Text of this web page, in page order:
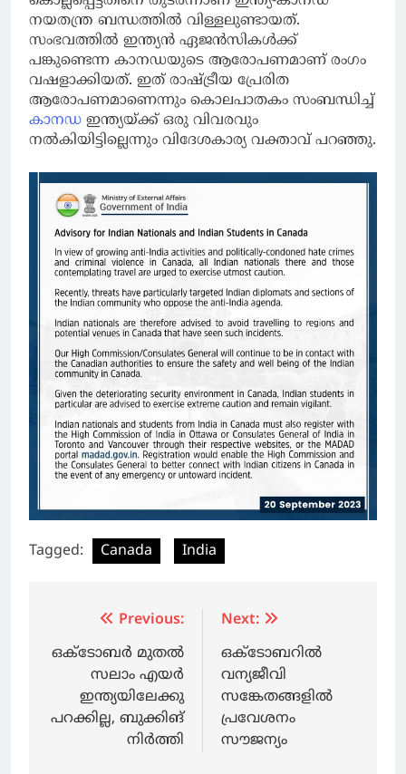
നയതന്ത്ര ബന്ധത്തില്‍ വിള്ളലുണ്ടായത്.
സംഭവത്തില്‍ ഇന്ത്യന്‍ ഏജന്‍സികള്‍ക്ക്
പങ്കുണ്ടെന്ന കാനഡയുടെ ആരോപണമാണ് രംഗം
വഷളാക്കിയത്. ഇത് രാഷ്ട്രീയ പ്രേരിത
ആരോപണമാണെന്നും കൊലപാതകം സംബന്ധിച്ച്
കാനഡ ഇന്ത്യയ്ക്ക് ഒരു വിവരവും
നല്‍കിയിട്ടില്ലെന്നും വിദേശകാര്യ വക്താവ് പറഞ്ഞു.
Tagged: Canada India
navigation
Previous:
ഒക്ടോബര്‍ മുതല്‍
സലാം എയര്‍
ഇന്ത്യയിലേക്കു
പറക്കില്ല, ബുക്കിങ്
നിര്‍ത്തി
Next:
ഒക്ടോബറില്‍
വന്യജീവി
സങ്കേതങ്ങളില്‍
പ്രവേശനം
സൗജന്യം